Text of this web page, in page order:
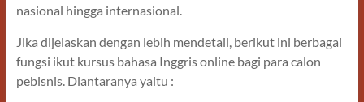
nasional hingga internasional.
Jika dijelaskan dengan lebih mendetail, berikut ini berbagai
fungsi ikut kursus bahasa Inggris online bagi para calon
pebisnis. Diantaranya yaitu :